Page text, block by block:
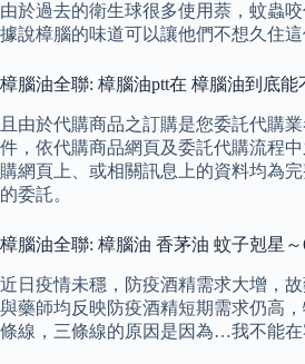
由於過去的衛生球很多使用萘，蚊蟲
據說樟腦的味道可以讓他們不想久住
樟腦油全聯: 樟腦油ptt在 樟腦油到底能
且由於代購商品之訂購是您委託代購
件，依代購商品網頁及委託代購流程
購網頁上、或相關訊息上的資料均為
的委託。
樟腦油全聯: 樟腦油 香茅油 蚊子剋星
近日疫情未穩，防疫酒精需求大增，
與藥師均反映防疫酒精短期需求仍高
條線，三條線的原因是因為…我不能